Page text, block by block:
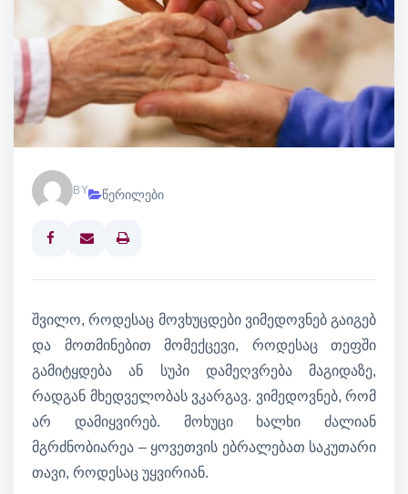
BY წერილები
Print
შვილო, როდესაც მოვხუცდები ვიმედოვნებ გაიგებ
და მოთმინებით მომექცევი, როდესაც თეფში
გამიტყდება ან სუპი დამეღვრება მაგიდაზე,
რადგან მხედველობას ვკარგავ. ვიმედოვნებ, რომ
არ დამიყვირებ. მოხუცი ხალხი ძალიან
მგრძნობიარეა – ყოვეთვის ებრალებათ საკუთარი
თავი, როდესაც უყვირიან.